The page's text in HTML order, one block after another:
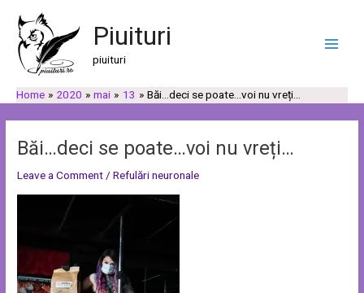
content
Piuituri
piuituri
Menu
Home 2020 mai 13 Băi…deci se poate…voi nu vreți…
Băi…deci se poate…voi nu vreți…
Leave a Comment/Refulări neuronale
navigation
a
u
ă
a
t
g
o
r